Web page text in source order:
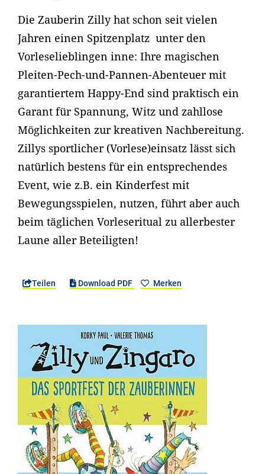
Die Zauberin Zilly hat schon seit vielen
Jahren einen Spitzenplatz unter den
Vorleselieblingen inne: Ihre magischen
Pleiten-Pech-und-Pannen-Abenteuer mit
garantiertem Happy-End sind praktisch ein
Garant für Spannung, Witz und zahllose
Möglichkeiten zur kreativen Nachbereitung.
Zillys sportlicher (Vorlese)einsatz lässt sich
natürlich bestens für ein entsprechendes
Event, wie z.B. ein Kinderfest mit
Bewegungsspielen, nutzen, führt aber auch
beim täglichen Vorleseritual zu allerbester
Laune aller Beteiligten!
Teilen Download PDF Merken